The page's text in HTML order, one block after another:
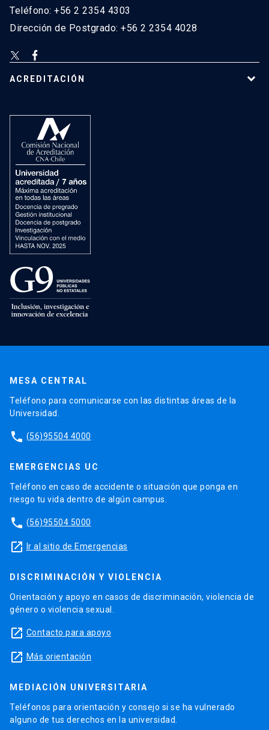
Teléfono: +56 2 2354 4303
Dirección de Postgrado: +56 2 2354 4028
ACREDITACIÓN
MESA CENTRAL
Teléfono para comunicarse con las distintas áreas de la
Universidad.
phone (56)95504 4000
EMERGENCIAS UC
Teléfono en caso de accidente o situación que ponga en
riesgo tu vida dentro de algún campus.
phone (56)95504 5000
launch Ir al sitio de Emergencias
DISCRIMINACIÓN Y VIOLENCIA
Orientación y apoyo en casos de discriminación, violencia de
género o violencia sexual.
launch Contacto para apoyo
launch Más orientación
MEDIACIÓN UNIVERSITARIA
Teléfonos para orientación y consejo si se ha vulnerado
alguno de tus derechos en la universidad.